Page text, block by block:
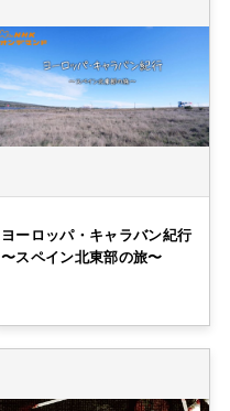
ヨーロッパ・キャラバン紀行
〜スペイン北東部の旅〜